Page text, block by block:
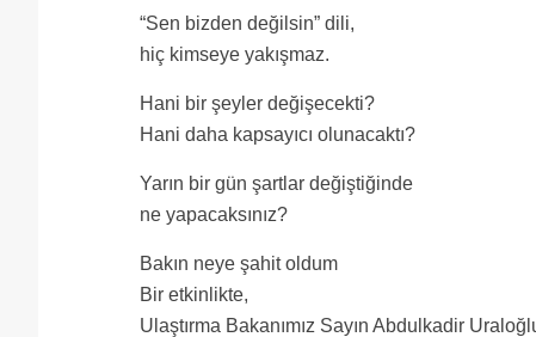
“Sen bizden değilsin” dili,
hiç kimseye yakışmaz.
Hani bir şeyler değişecekti?
Hani daha kapsayıcı olunacaktı?
Yarın bir gün şartlar değiştiğinde
ne yapacaksınız?
Bakın neye şahit oldum
Bir etkinlikte,
Ulaştırma Bakanımız Sayın Abdulkadir